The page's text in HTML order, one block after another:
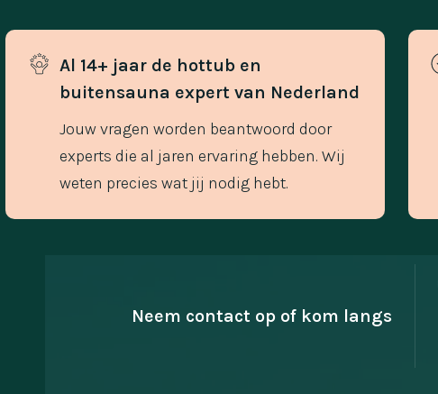
Al 14+ jaar de hottub en
buitensauna expert van Nederland
Jouw vragen worden beantwoord door
experts die al jaren ervaring hebben. Wij
weten precies wat jij nodig hebt.
Neem contact op of kom langs